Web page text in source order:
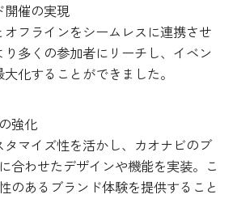
開催の実現
オフラインをシームレスに連携させ
り多くの参加者にリーチし、イベン
大化することができました。
強化
タマイズ性を活かし、カオナビのブ
合わせたデザインや機能を実装。こ
のあるブランド体験を提供すること